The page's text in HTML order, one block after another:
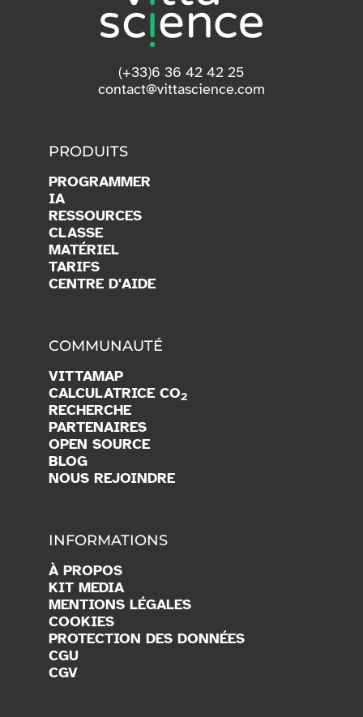
(+33)6 36 42 42 25
contact@vittascience.com
PRODUITS
PROGRAMMER
IA
RESSOURCES
CLASSE
MATÉRIEL
TARIFS
CENTRE D'AIDE
COMMUNAUTÉ
VITTAMAP
CALCULATRICE CO2
RECHERCHE
PARTENAIRES
OPEN SOURCE
BLOG
NOUS REJOINDRE
INFORMATIONS
À PROPOS
KIT MEDIA
MENTIONS LÉGALES
COOKIES
PROTECTION DES DONNÉES
CGU
CGV